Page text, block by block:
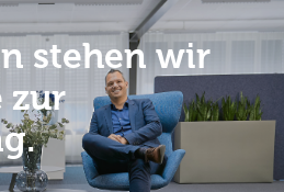
stehen wir
zur